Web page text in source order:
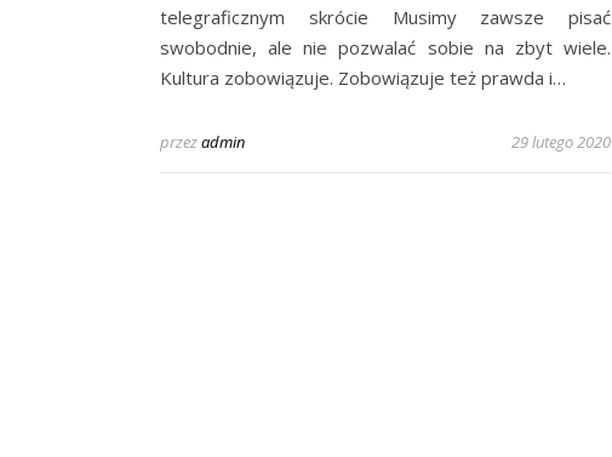
telegraficznym skrócie Musimy zawsze pisać
swobodnie, ale nie pozwalać sobie na zbyt wiele.
Kultura zobowiązuje. Zobowiązuje też prawda i…
przezadmin 29 lutego 2020